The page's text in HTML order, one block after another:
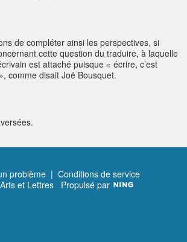
de compléter ainsi les perspectives, si
cette question du traduire, à laquelle
est attaché puisque « écrire, c’est
comme disait Joë Bousquet.
problème | Conditions de service
et Lettres Propulsé par